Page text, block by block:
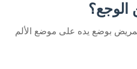
الوجع؟
بوضع يده على موضع الألم